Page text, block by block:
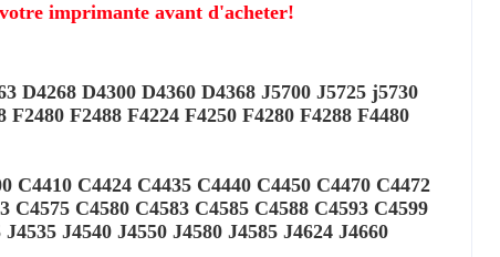
imprimante avant d'acheter!
D4268 D4300 D4360 D4368 J5700 J5725 j5730
F2488 F4224 F4250 F4280 F4288 F4480
C4410 C4424 C4435 C4440 C4450 C4470 C4472
C4575 C4580 C4583 C4585 C4588 C4593 C4599
J4540 J4550 J4580 J4585 J4624 J4660